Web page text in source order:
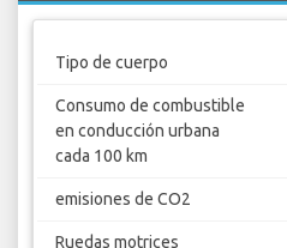
Tipo de cuerpo
Consumo de combustible
en conducción urbana
cada 100 km
emisiones de CO2
Ruedas motrices